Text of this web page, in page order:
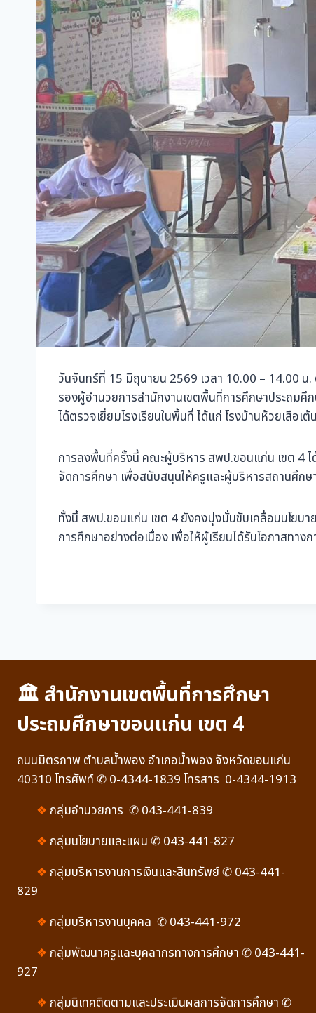
วันจันทร์ที่ 15 มิถุนายน 2569 เวลา 10.00 – 14.00
รองผู้อำนวยการสำนักงานเขตพื้นที่การศึกษาประถมศึ
ได้ตรวจเยี่ยมโรงเรียนในพื้นทึ่ ได้แก่ โรงบ้านห้วยเสือเ
การลงพื้นที่ครั้งนี้ คณะผู้บริหาร สพป.ขอนแก่น เขต 4
จัดการศึกษา เพื่อสนับสนุนให้ครูและผู้บริหารสถานศึก
ทั้งนี้ สพป.ขอนแก่น เขต 4 ยังคงมุ่งมั่นขับเคลื่อนนโยบ
การศึกษาอย่างต่อเนื่อง เพื่อให้ผู้เรียนได้รับโอกาสทา
🏛 สำนักงานเขตพื้นที่การศึกษา
ประถมศึกษาขอนแก่น เขต 4
ถนนมิตรภาพ ตำบลน้ำพอง อำเภอน้ำพอง จังหวัดขอนแก่น
40310 โทรศัพท์ ✆ 0-4344-1839 โทรสาร 0-4344-1913
❖ กลุ่มอำนวยการ ✆ 043-441-839
❖ กลุ่มนโยบายและแผน ✆ 043-441-827
❖ กลุ่มบริหารงานการเงินและสินทรัพย์ ✆ 043-441-
829
❖ กลุ่มบริหารงานบุคคล ✆ 043-441-972
❖ กลุ่มพัฒนาครูและบุคลากรทางการศึกษา ✆ 043-441-
927
❖ กลุ่มนิเทศติดตามและประเมินผลการจัดการศึกษา ✆